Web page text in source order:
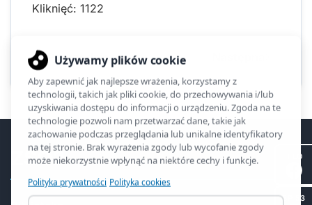
Kliknięć: 1122
Poprzednia
ZSO2 II LO
SP 53